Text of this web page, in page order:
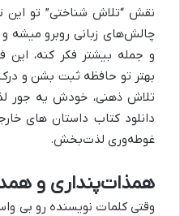
نقش “تلاش شناختی” تو این
چالش‌های زبانی روبرو میشه
و جمله بیشتر فکر کنه، این
بهتر تو حافظه ثبت بشن و
تلاش ذهنی، خودش یه جور
دانلود کتاب داستان های
غوطه‌وری لذت‌بخش.
همذات‌پنداری و
وقتی کلمات نویسنده رو بی